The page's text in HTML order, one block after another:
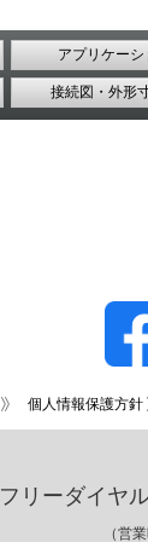
アプリケーシ
接続図・外形
個人情報保護方針
フリーダイヤ
（営